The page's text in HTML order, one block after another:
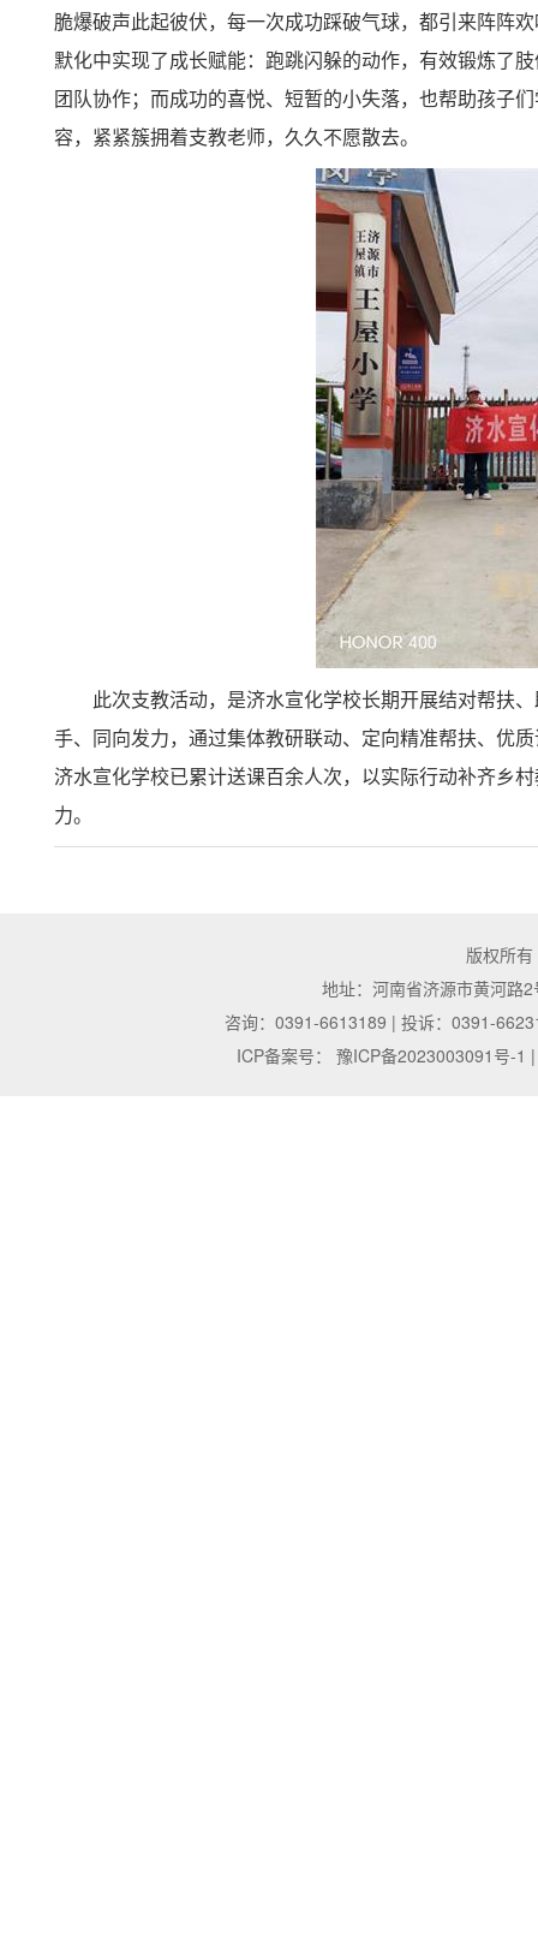
脆爆破声此起彼伏，每一次成功踩破气球，都引来阵阵
默化中实现了成长赋能：跑跳闪躲的动作，有效锻炼了
团队协作；而成功的喜悦、短暂的小失落，也帮助孩子
容，紧紧簇拥着支教老师，久久不愿散去。
此次支教活动，是济水宣化学校长期开展结对帮扶
手、同向发力，通过集体教研联动、定向精准帮扶、优
济水宣化学校已累计送课百余人次，以实际行动补齐乡
力。
版权所
地址：河南省济源市黄河路
咨询：0391-6613189 | 投诉：0391-
ICP备案号：
豫ICP备2023003091号-1